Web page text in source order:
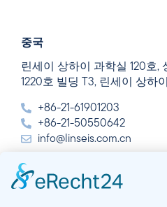
중국
린세이 상하이 과학실 120호,
1220호 빌딩 T3, 린세이 상하
+86-21-61901203
+86-21-50550642
info@linseis.com.cn